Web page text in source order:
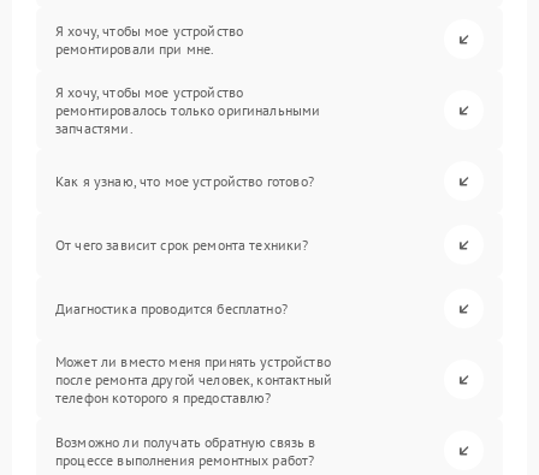
Я хочу, чтобы мое устройство
ремонтировали при мне.
Я хочу, чтобы мое устройство
ремонтировалось только оригинальными
запчастями.
Как я узнаю, что мое устройство готово?
От чего зависит срок ремонта техники?
Диагностика проводится бесплатно?
Может ли вместо меня принять устройство
после ремонта другой человек, контактный
телефон которого я предоставлю?
Возможно ли получать обратную связь в
процессе выполнения ремонтных работ?